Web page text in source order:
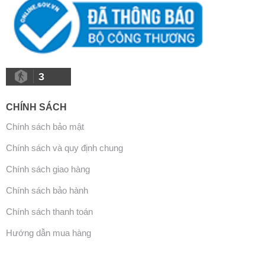
3
CHÍNH SÁCH
Chính sách bảo mật
Chính sách và quy định chung
Chính sách giao hàng
Chính sách bảo hành
Chính sách thanh toán
Hướng dẫn mua hàng